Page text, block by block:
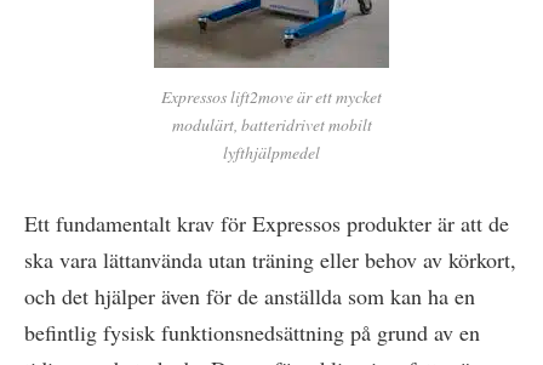
Expressos lift2move är ett mycket
modulärt, batteridrivet mobilt
lyfthjälpmedel
Ett fundamentalt krav för Expressos produkter är att de
ska vara lättanvända utan träning eller behov av körkort,
och det hjälper även för de anställda som kan ha en
befintlig fysisk funktionsnedsättning på grund av en